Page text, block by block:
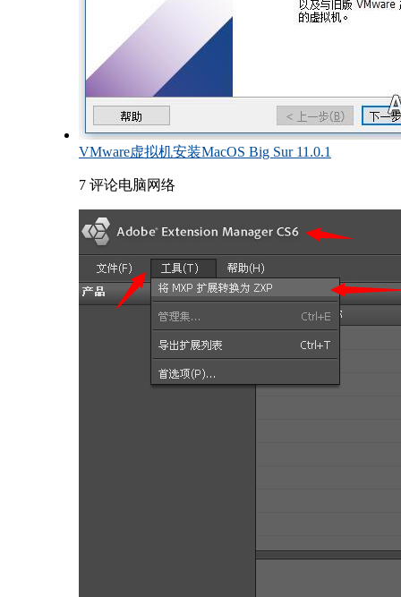
VMware虚拟机安装MacOS Big Sur 11.0.1
7 评论电脑网络